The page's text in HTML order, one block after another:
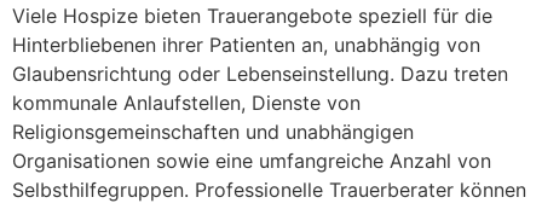
Viele Hospize bieten Trauerangebote speziell für die
Hinterbliebenen ihrer Patienten an, unabhängig von
Glaubensrichtung oder Lebenseinstellung. Dazu treten
kommunale Anlaufstellen, Dienste von
Religionsgemeinschaften und unabhängigen
Organisationen sowie eine umfangreiche Anzahl von
Selbsthilfegruppen. Professionelle Trauerberater können